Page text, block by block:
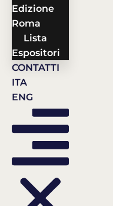
Edizione
Roma
Lista
Espositori
CONTATTI
ITA
ENG